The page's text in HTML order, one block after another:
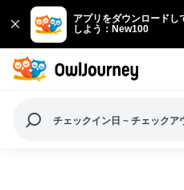
アプリをダウンロードし
しよう：New100
チェックイン日 ~ チェックア